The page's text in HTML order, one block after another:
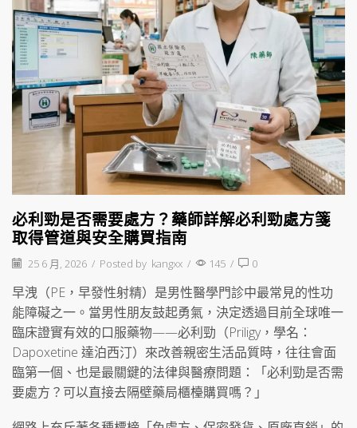
必利勁是否需要處方？藥師詳解必利勁處方箋
取得管道與安全購買指南
25 6 月, 2026 / Posted by kangxx / 145 / 0
早洩（PE，早發性射精）是男性醫學門診中最常見的性功
能障礙之一。當男性朋友鼓起勇氣，決定透過目前全球唯一
臨床證實有效的口服藥物——必利勁（Priligy，學名：
Dapoxetine 達泊西汀）來改善親密生活品質時，往往會面
臨第一個、也是最關鍵的法律與醫療問題：「必利勁是否需
要處方？可以直接去隔壁藥局櫃檯購買嗎？」